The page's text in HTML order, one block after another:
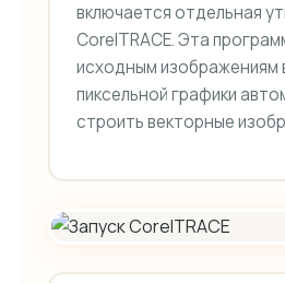
включается отдельная
CorelTRACE. Эта
исходным изображениям
пиксельной графики
строить векторные